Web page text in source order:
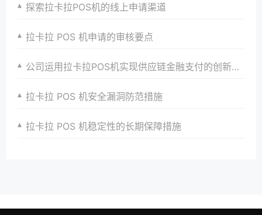
探索拉卡拉POS机的线上申请渠道
拉卡拉 POS 机申请的审核要点
公司运用拉卡拉POS机实现供应链金融支付的创新模式
拉卡拉 POS 机安全漏洞防范措施
拉卡拉 POS 机稳定性的长期保障措施